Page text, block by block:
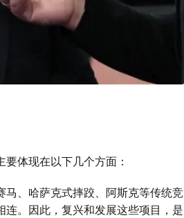
体现在以下几个方面：
、哈萨克式摔跤、阿斯克等传统竞
。因此，复兴和发展这些项目，是